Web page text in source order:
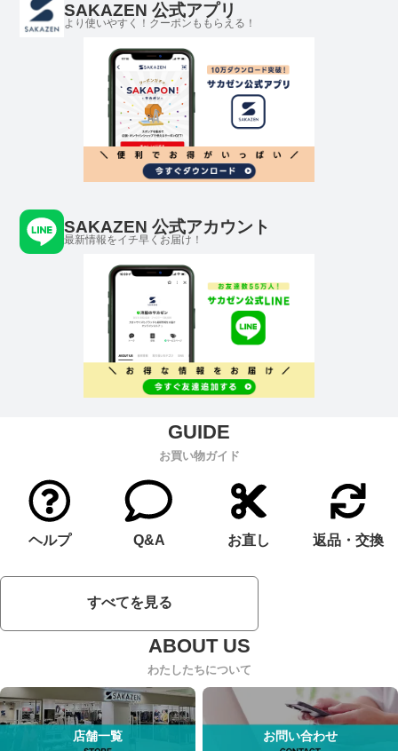
SAKAZEN 公式アプリ
より使いやすく！クーポンももらえる！
SAKAZEN 公式アカウント
最新情報をイチ早くお届け！
お買い物ガイド
ヘルプ Q&A お直し 返品・交換
すべてを見る
わたしたちについて
店舗一覧 お問い合わせ